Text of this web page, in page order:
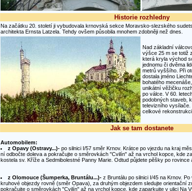
Historie rozhledny
Na začátku 20. století ji vybudovala krnovská sekce Moravsko-slezského
architekta Ernsta Latzela. Tehdy ovšem působila mnohem zdobněji než dnes.
Nad základní
výšce 25 m se totiž
která kryla východ
jednomu či dvěma
metrů vyššího. Při
dostala jméno
bohatého
unikátní věžičku
po válce. V 60.
podobných staveb,
televizního vysílače.
celkové rekonstrukci.
Jak se tam dostanete
Automobilem:
z Opavy (Ostravy...)-po silnici I/57 směr Krnov. Krátce po vjezdu na kraj
ní odbočte doleva a pokračujte o směrovkách "Cvilín" až na vrchol kopce, kde
kostela sv. Kříže a Sedmibolestné Panny Marie. Odtud půjdete pěšky po rovince
z Olomouce (Šumperka, Bruntálu...)-z Bruntálu po silnici I/45 na Krnov.
kruhové objezdy rovně (směr Opava), za druhým objezdem sledujte orientační
pokračujte o směrovkách "Cvilín" až na vrchol kopce, kde zaparkujte v ulici Na